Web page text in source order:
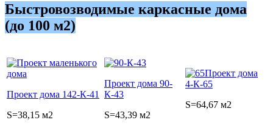
Быстровозводимые каркасные дома
(до 100 м2)
Проект дома 142-К-41
S=38,15 м2
Проект дома 90-
К-43
S=43,39 м2
Проект дома
4-К-65
S=64,67 м2